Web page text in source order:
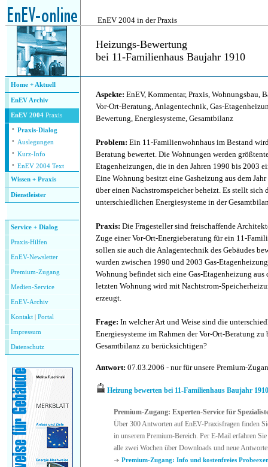
EnEV 2004 in der Praxis
Heizungs-Bewertung
bei 11-Familienhaus Baujahr 1910
Home + Aktuell
EnEV Archiv
EnEV 2004 Praxis
· Praxis-Dialog
· Auslegungen
· Kurz-Info
· EnEV 2004 Text
Wissen + Praxis
Dienstleister
Service + Dialog
Praxis-Hilfen
EnEV-Newsletter
Premium-Zugang
Medien-Service
EnEV-Archiv
Kontakt Portal
Impressum
Datenschutz
Aspekte: EnEV, Kommentar, Praxis, Wohnungsbau,
Vor-Ort-Beratung, Anlagentechnik, Gas-
Bewertung, Energiesysteme, Gesamtbilanz
Problem: Ein 11-Familienwohnhaus im Bestand
Beratung bewertet. Die Wohnungen werden
Etagenheizungen, die in den Jahren 1990 bis 2003
Eine Wohnung besitzt eine Gasheizung aus dem
über einen Nachstromspeicher beheizt. Es stellt sich
unterschiedlichen Energiesysteme in der
Praxis: Die Fragesteller sind freischaffende
Zuge einer Vor-Ort-Energieberatung für ein 11-
sollen sie auch die Anlagentechnik des Gebäudes
wurden zwischen 1990 und 2003 Gas-
Wohnung befindet sich eine Gas-Etagenheizung aus
letzten Wohnung wird mit Nachtstrom-
erzeugt.
Frage: In welcher Art und Weise sind die
Energiesysteme im Rahmen der Vor-Ort-Beratung zu
Gesamtbilanz zu berücksichtigen?
Antwort: 07.03.2006 - nur für unsere Premium-
Heizung bewerten bei 11-Familienhaus Baujahr 1910
Premium-Zugang: Experten-Service für
Über 300 Antworten auf EnEV-Praxisfragen finden
in unserem Premium-Bereich. Per E-Mail erfahren Sie
alle zwei Wochen über Downloads und neue
Premium-Zugang: Info und kostenfreies